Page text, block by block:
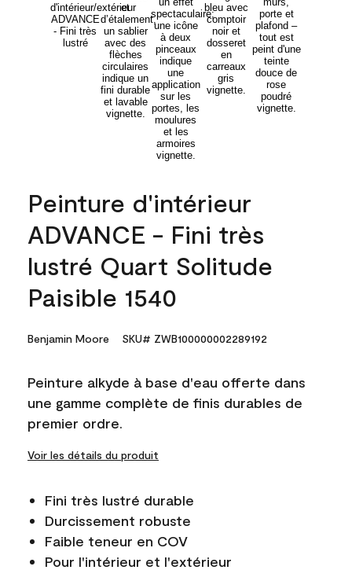
Peinture d'intérieur
ADVANCE - Fini très
lustré Quart Solitude
Paisible 1540
Benjamin Moore SKU# ZWB100000002289192
Peinture alkyde à base d'eau offerte dans
une gamme complète de finis durables de
premier ordre.
Voir les détails du produit
Fini très lustré durable
Durcissement robuste
Faible teneur en COV
Pour l'intérieur et l'extérieur